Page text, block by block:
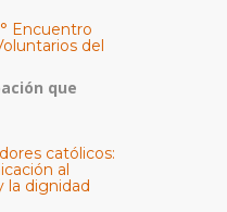
Encuentro
del
que
católicos:
al
la dignidad